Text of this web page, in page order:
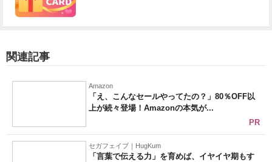
関連記事
Amazon
「え、こんなセールやってたの？」80％OFF以
上が続々登場！Amazonの本気が...
PR
セガフェイブ｜HugKum
「言葉で伝える力」を育めば、イヤイヤ期もす